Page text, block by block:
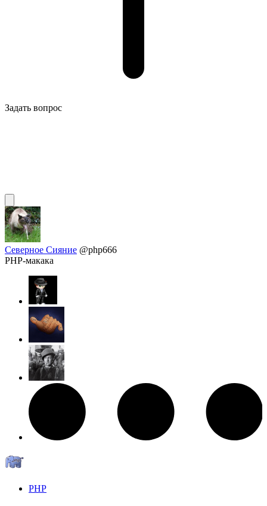
Задать вопрос
Северное Сияние @php666
PHP-макака
PHP